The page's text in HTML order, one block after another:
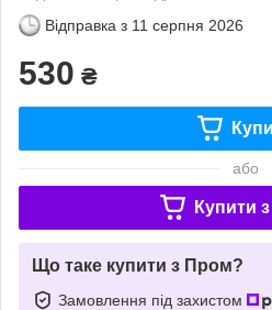
Відправка з 11 серпня 2026
530 ₴
або
Купити з
Що таке купити з Пром?
Замовлення під захистом